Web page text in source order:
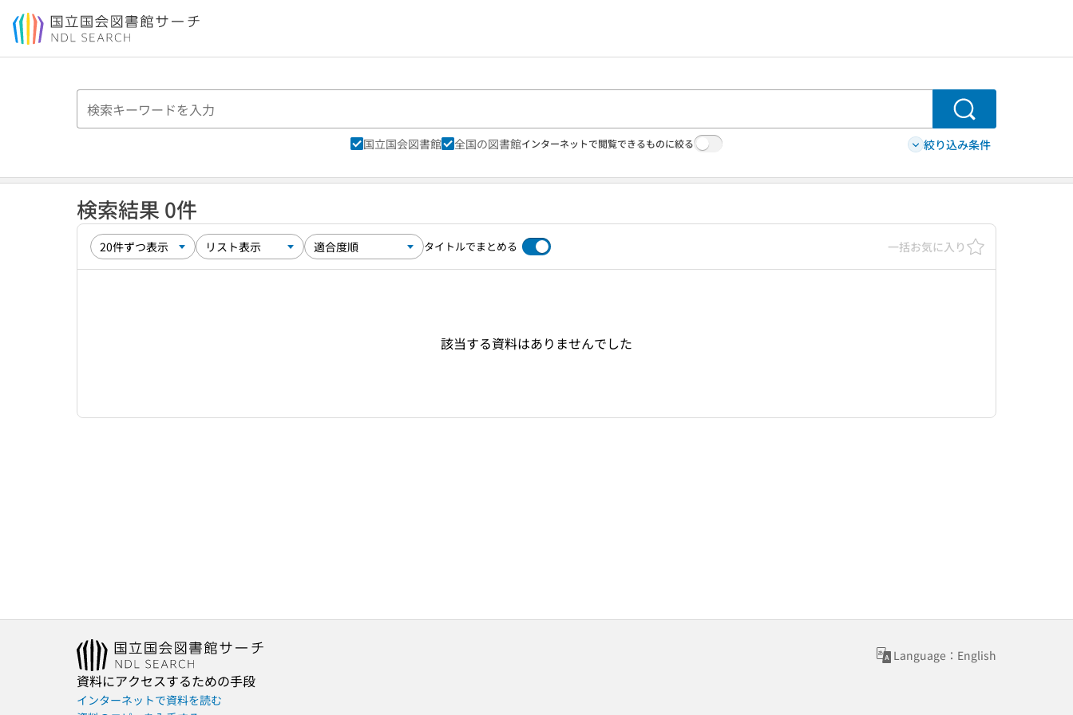
本文へ移動
検索
国立国会図書館 全国の図書館インターネットで閲覧できるものに絞る 絞り込み条件
検索結果 0件
タイトルでまとめる 一括お気に入り
該当する資料はありませんでした
Language：English
資料にアクセスするための手段
インターネットで資料を読む